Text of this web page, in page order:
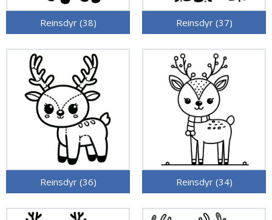
Reinsdyr (38) Reinsdyr (37)
Reinsdyr (36) Reinsdyr (34)